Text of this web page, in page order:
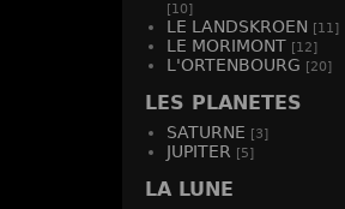
[10]
LE LANDSKROEN [11]
LE MORIMONT [12]
L'ORTENBOURG [20]
LES PLANETES
SATURNE [3]
JUPITER [5]
LA LUNE